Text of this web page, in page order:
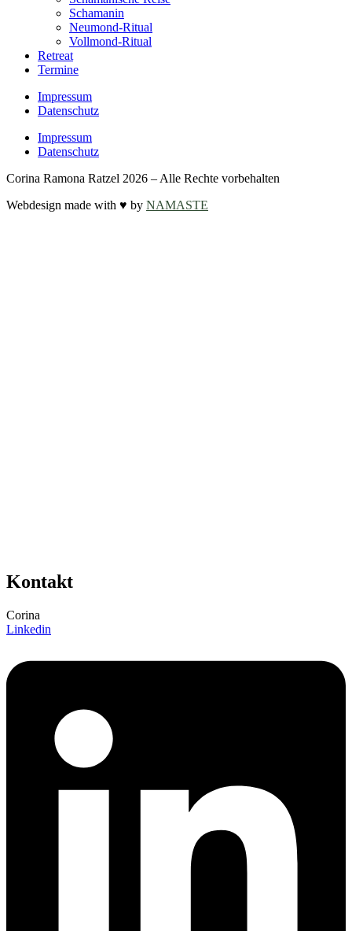
Schamanin
Neumond-Ritual
Vollmond-Ritual
Retreat
Termine
Impressum
Datenschutz
Impressum
Datenschutz
Corina Ramona Ratzel 2026 – Alle Rechte vorbehalten
Webdesign made with ♥ by NAMASTE
Kontakt
Corina
Linkedin